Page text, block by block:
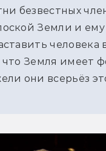
безвестных
Земли и
человека
что Земля имеет
они всерьёз